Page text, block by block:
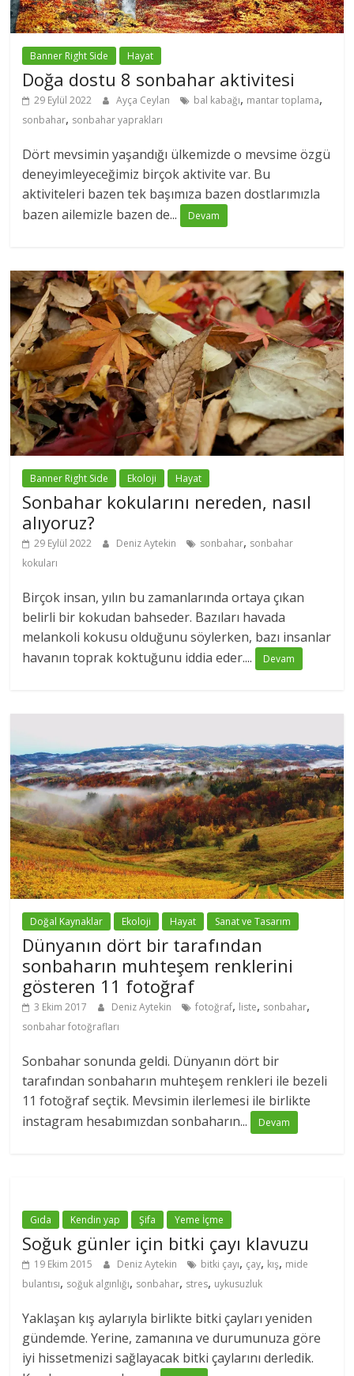
Banner Right Side Hayat
Doğa dostu 8 sonbahar aktivitesi
29 Eylül 2022 Ayça Ceylan bal kabağı, mantar toplama,
sonbahar, sonbahar yaprakları
Dört mevsimin yaşandığı ülkemizde o mevsime özgü
deneyimleyeceğimiz birçok aktivite var. Bu
aktiviteleri bazen tek başımıza bazen dostlarımızla
bazen ailemizle bazen de...
Devam
Banner Right Side Ekoloji Hayat
Sonbahar kokularını nereden, nasıl
alıyoruz?
29 Eylül 2022 Deniz Aytekin sonbahar, sonbahar
kokuları
Birçok insan, yılın bu zamanlarında ortaya çıkan
belirli bir kokudan bahseder. Bazıları havada
melankoli kokusu olduğunu söylerken, bazı insanlar
havanın toprak koktuğunu iddia eder....
Devam
Doğal Kaynaklar Ekoloji Hayat Sanat ve Tasarım
Dünyanın dört bir tarafından
sonbaharın muhteşem renklerini
gösteren 11 fotoğraf
3 Ekim 2017 Deniz Aytekin fotoğraf, liste, sonbahar,
sonbahar fotoğrafları
Sonbahar sonunda geldi. Dünyanın dört bir
tarafından sonbaharın muhteşem renkleri ile bezeli
11 fotoğraf seçtik. Mevsimin ilerlemesi ile birlikte
instagram hesabımızdan sonbaharın...
Devam
Gıda Kendin yap Şifa Yeme İçme
Soğuk günler için bitki çayı klavuzu
19 Ekim 2015 Deniz Aytekin bitki çayı, çay, kış, mide
bulantısı, soğuk algınlığı, sonbahar, stres, uykusuzluk
Yaklaşan kış aylarıyla birlikte bitki çayları yeniden
gündemde. Yerine, zamanına ve durumunuza göre
iyi hissetmenizi sağlayacak bitki çaylarını derledik.